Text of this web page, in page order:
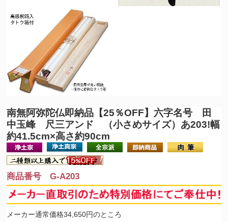
南無阿弥陀仏即納品【25％OFF】六字名号 田
中玉峰 尺三アンド （小さめサイズ）あ203!幅
約41.5cm×高さ約90cm
商品番号 G-A203
メーカー通常価格34,650円のところ